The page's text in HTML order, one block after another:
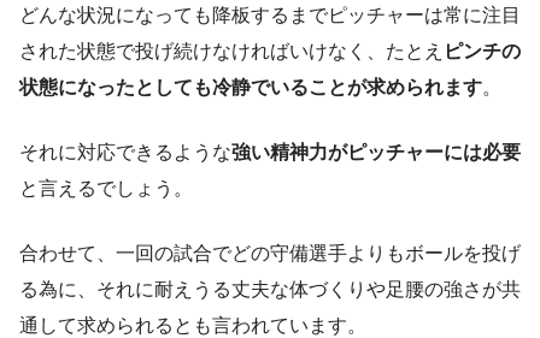
どんな状況になっても降板するまでピッチャーは常に注目
された状態で投げ続けなければいけなく、たとえ ピンチの
状態になったとしても冷静でいることが求められます。
それに対応できるような強い精神力がピッチャーには必要
と言えるでしょう。
合わせて、一回の試合でどの守備選手よりもボールを投げ
る為に、それに耐えうる丈夫な体づくりや足腰の強さが共
通して求められるとも言われています。